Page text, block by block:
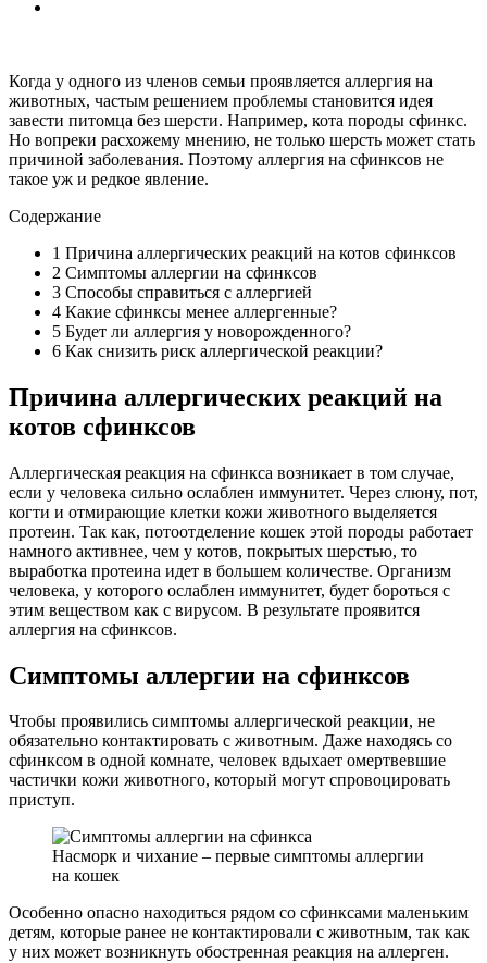
Когда у одного из членов семьи проявляется аллергия на
животных, частым решением проблемы становится идея
завести питомца без шерсти. Например, кота породы сфинкс.
Но вопреки расхожему мнению, не только шерсть может стать
причиной заболевания. Поэтому аллергия на сфинксов не
такое уж и редкое явление.
Содержание
1 Причина аллергических реакций на котов сфинксов
2 Симптомы аллергии на сфинксов
3 Способы справиться с аллергией
4 Какие сфинксы менее аллергенные?
5 Будет ли аллергия у новорожденного?
6 Как снизить риск аллергической реакции?
Причина аллергических реакций на
котов сфинксов
Аллергическая реакция на сфинкса возникает в том случае,
если у человека сильно ослаблен иммунитет. Через слюну, пот,
когти и отмирающие клетки кожи животного выделяется
протеин. Так как, потоотделение кошек этой породы работает
намного активнее, чем у котов, покрытых шерстью, то
выработка протеина идет в большем количестве. Организм
человека, у которого ослаблен иммунитет, будет бороться с
этим веществом как с вирусом. В результате проявится
аллергия на сфинксов.
Симптомы аллергии на сфинксов
Чтобы проявились симптомы аллергической реакции, не
обязательно контактировать с животным. Даже находясь со
сфинксом в одной комнате, человек вдыхает омертвевшие
частички кожи животного, который могут спровоцировать
приступ.
Насморк и чихание – первые симптомы аллергии
на кошек
Особенно опасно находиться рядом со сфинксами маленьким
детям, которые ранее не контактировали с животным, так как
у них может возникнуть обостренная реакция на аллерген.